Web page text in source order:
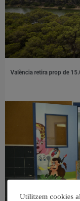
València retira prop de
Utilitzem cookies